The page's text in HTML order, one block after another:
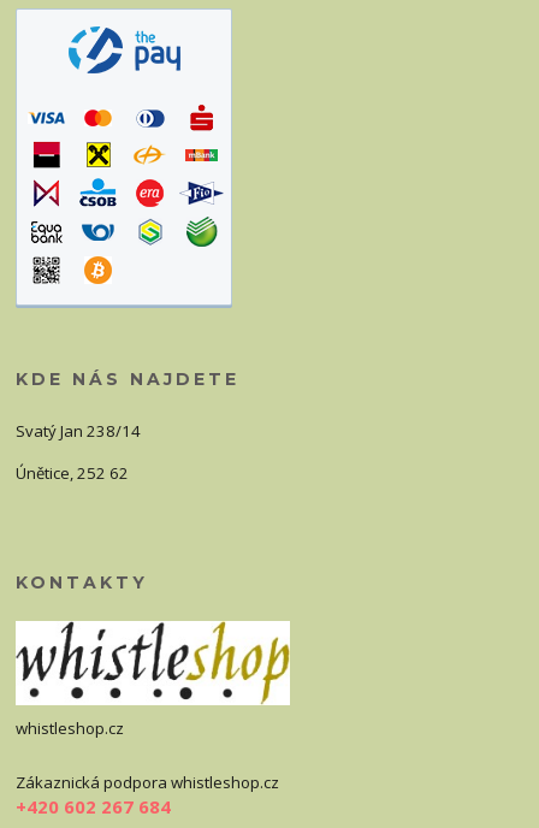
KDE NÁS NAJDETE
Svatý Jan 238/14
Únětice, 252 62
KONTAKTY
whistleshop.cz
Zákaznická podpora whistleshop.cz
+420 602 267 684